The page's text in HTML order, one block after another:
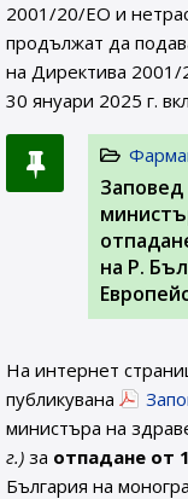
2001/20/ЕО и
продължат да
на Директива
30 януари 2025 г.
Заповед
на Р.
На интернет
публикувана
министъра на
г.) за отпадане от
България на